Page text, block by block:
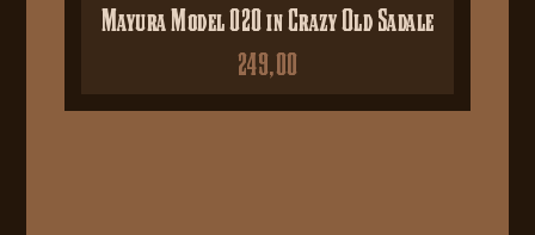
Mayura Model 020 in Crazy Old Sadale
249,00